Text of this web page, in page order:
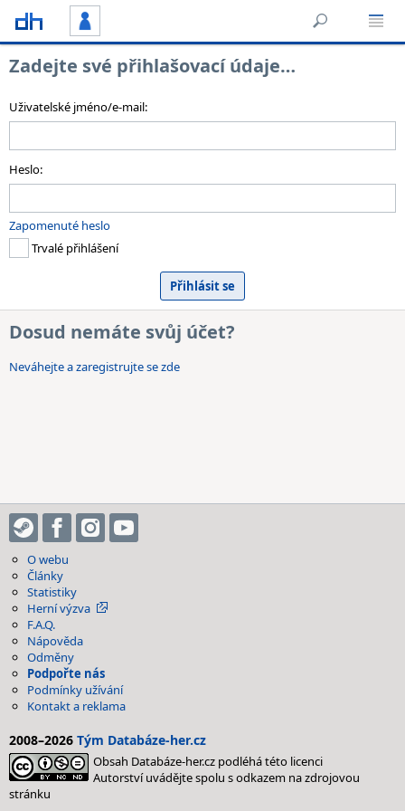
Zadejte své přihlašovací údaje…
Uživatelské jméno/e-mail:
Heslo:
Zapomenuté heslo
Trvalé přihlášení
Dosud nemáte svůj účet?
Neváhejte a zaregistrujte se zde
O webu
Články
Statistiky
Herní výzva
F.A.Q.
Nápověda
Odměny
Podpořte nás
Podmínky užívání
Kontakt a reklama
2008–2026 Tým Databáze-her.cz
Obsah Databáze-her.cz podléhá této licenci
Autorství uvádějte spolu s odkazem na zdrojovou
stránku